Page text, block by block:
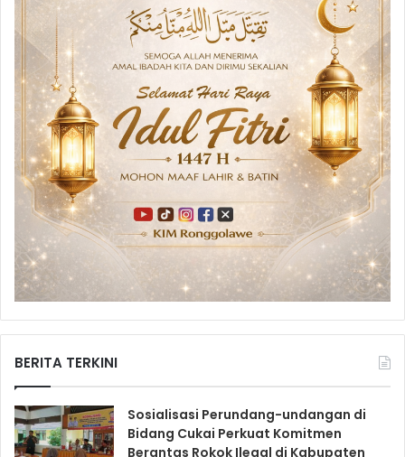
BERITA TERKINI
Sosialisasi Perundang-undangan di
Bidang Cukai Perkuat Komitmen
Berantas Rokok Ilegal di Kabupaten